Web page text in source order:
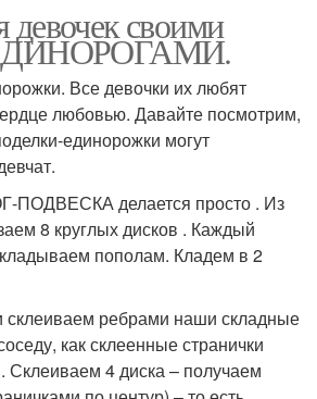
девочек своими
Все девочки их любят
любовью. Давайте посмотрим,
единорожки могут
ПОДВЕСКА делается просто . Из
8 круглых дисков . Каждый
пополам. Кладем в 2
склеиваем ребрами наши складные
как склеенные странички
Склеиваем 4 диска – получаем